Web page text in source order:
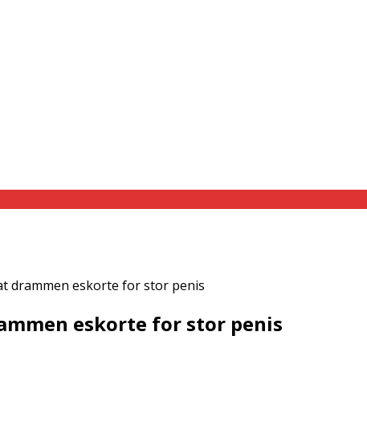
drammen eskorte for stor penis
eskorte for stor penis